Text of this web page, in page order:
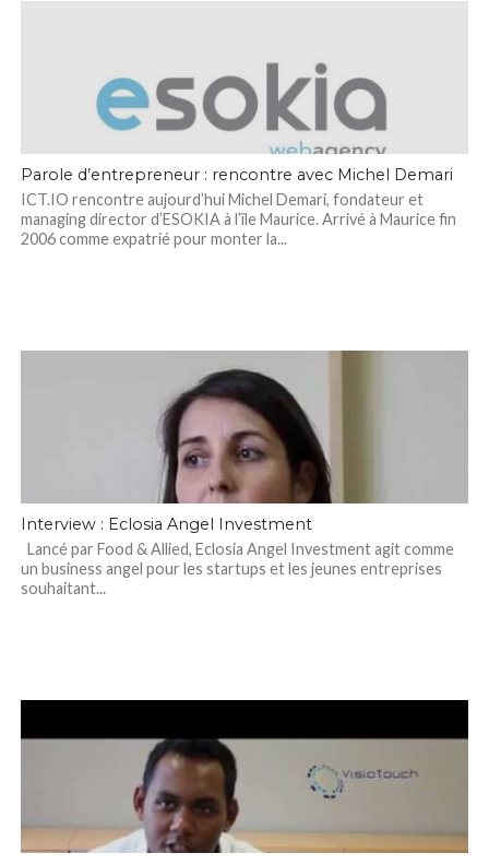
Parole d’entrepreneur : rencontre avec Michel Demari
ICT.IO rencontre aujourd’hui Michel Demari, fondateur et
managing director d’ESOKIA à l’île Maurice. Arrivé à Maurice fin
2006 comme expatrié pour monter la...
Interview : Eclosia Angel Investment
Lancé par Food & Allied, Eclosia Angel Investment agit comme
un business angel pour les startups et les jeunes entreprises
souhaitant...